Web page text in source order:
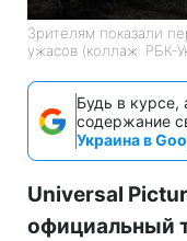
Зрителям показали
ужасов (коллаж: РБК-
Будь в курсе,
содержание
Украина в
Universal
официальный